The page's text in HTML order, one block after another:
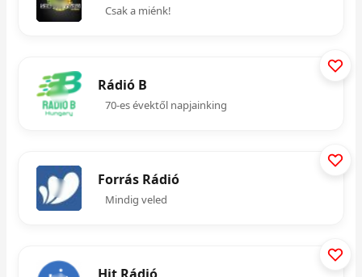
Csak a miénk!
Rádió B
70-es évektől napjainking
Forrás Rádió
Mindig veled
Hit Rádió